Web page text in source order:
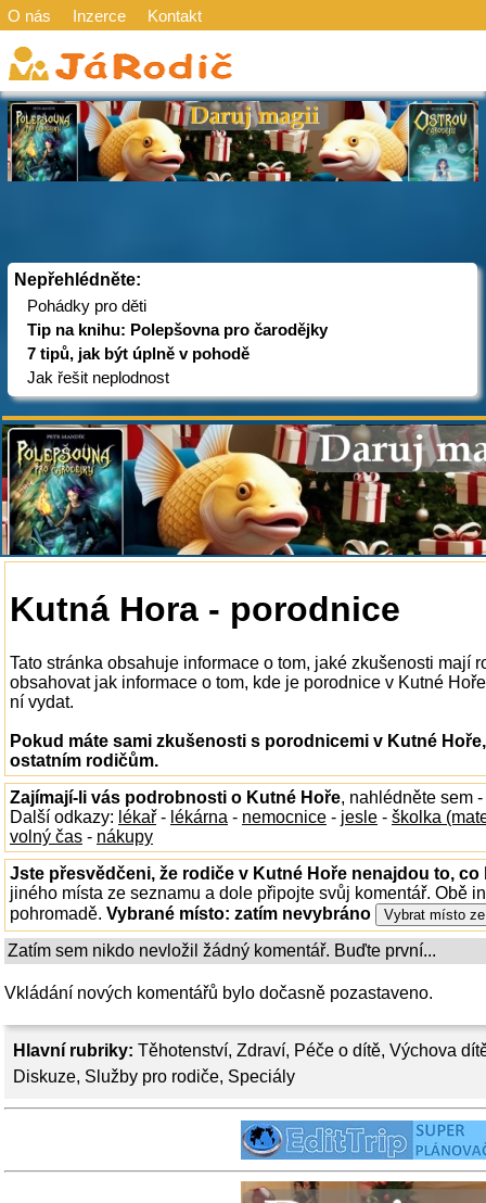
O nás Inzerce Kontakt
Nepřehlédněte:
Pohádky pro děti
Tip na knihu: Polepšovna pro čarodějky
7 tipů, jak být úplně v pohodě
Jak řešit neplodnost
Hlavní rubriky: Těhotenství, Zdraví, Péče o dítě, Výchova
Diskuze, Služby pro rodiče, Speciály
Kutná Hora - porodnice
Tato stránka obsahuje informace o tom, jaké zkušenosti mají
obsahovat jak informace o tom, kde je porodnice v Kutné
ní vydat.
Pokud máte sami zkušenosti s porodnicemi v Kutné
ostatním rodičům.
Zajímají-li vás podrobnosti o Kutné Hoře, nahlédněte sem
Další odkazy: lékař - lékárna - nemocnice - jesle - školka
volný čas - nákupy
Jste přesvědčeni, že rodiče v Kutné Hoře nenajdou to, co
jiného místa ze seznamu a dole připojte svůj komentář. Obě
pohromadě. Vybrané místo: zatím nevybráno
Zatím sem nikdo nevložil žádný komentář. Buďte první...
Vkládání nových komentářů bylo dočasně pozastaveno.